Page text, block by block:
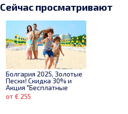
Сейчас просматривают
Болгария 2025, Золотые
Пески! Скидка 30% и
Акция "Бесплатные
ночи", платим за 5 ночей,
а отдыхаем 7!
от € 255